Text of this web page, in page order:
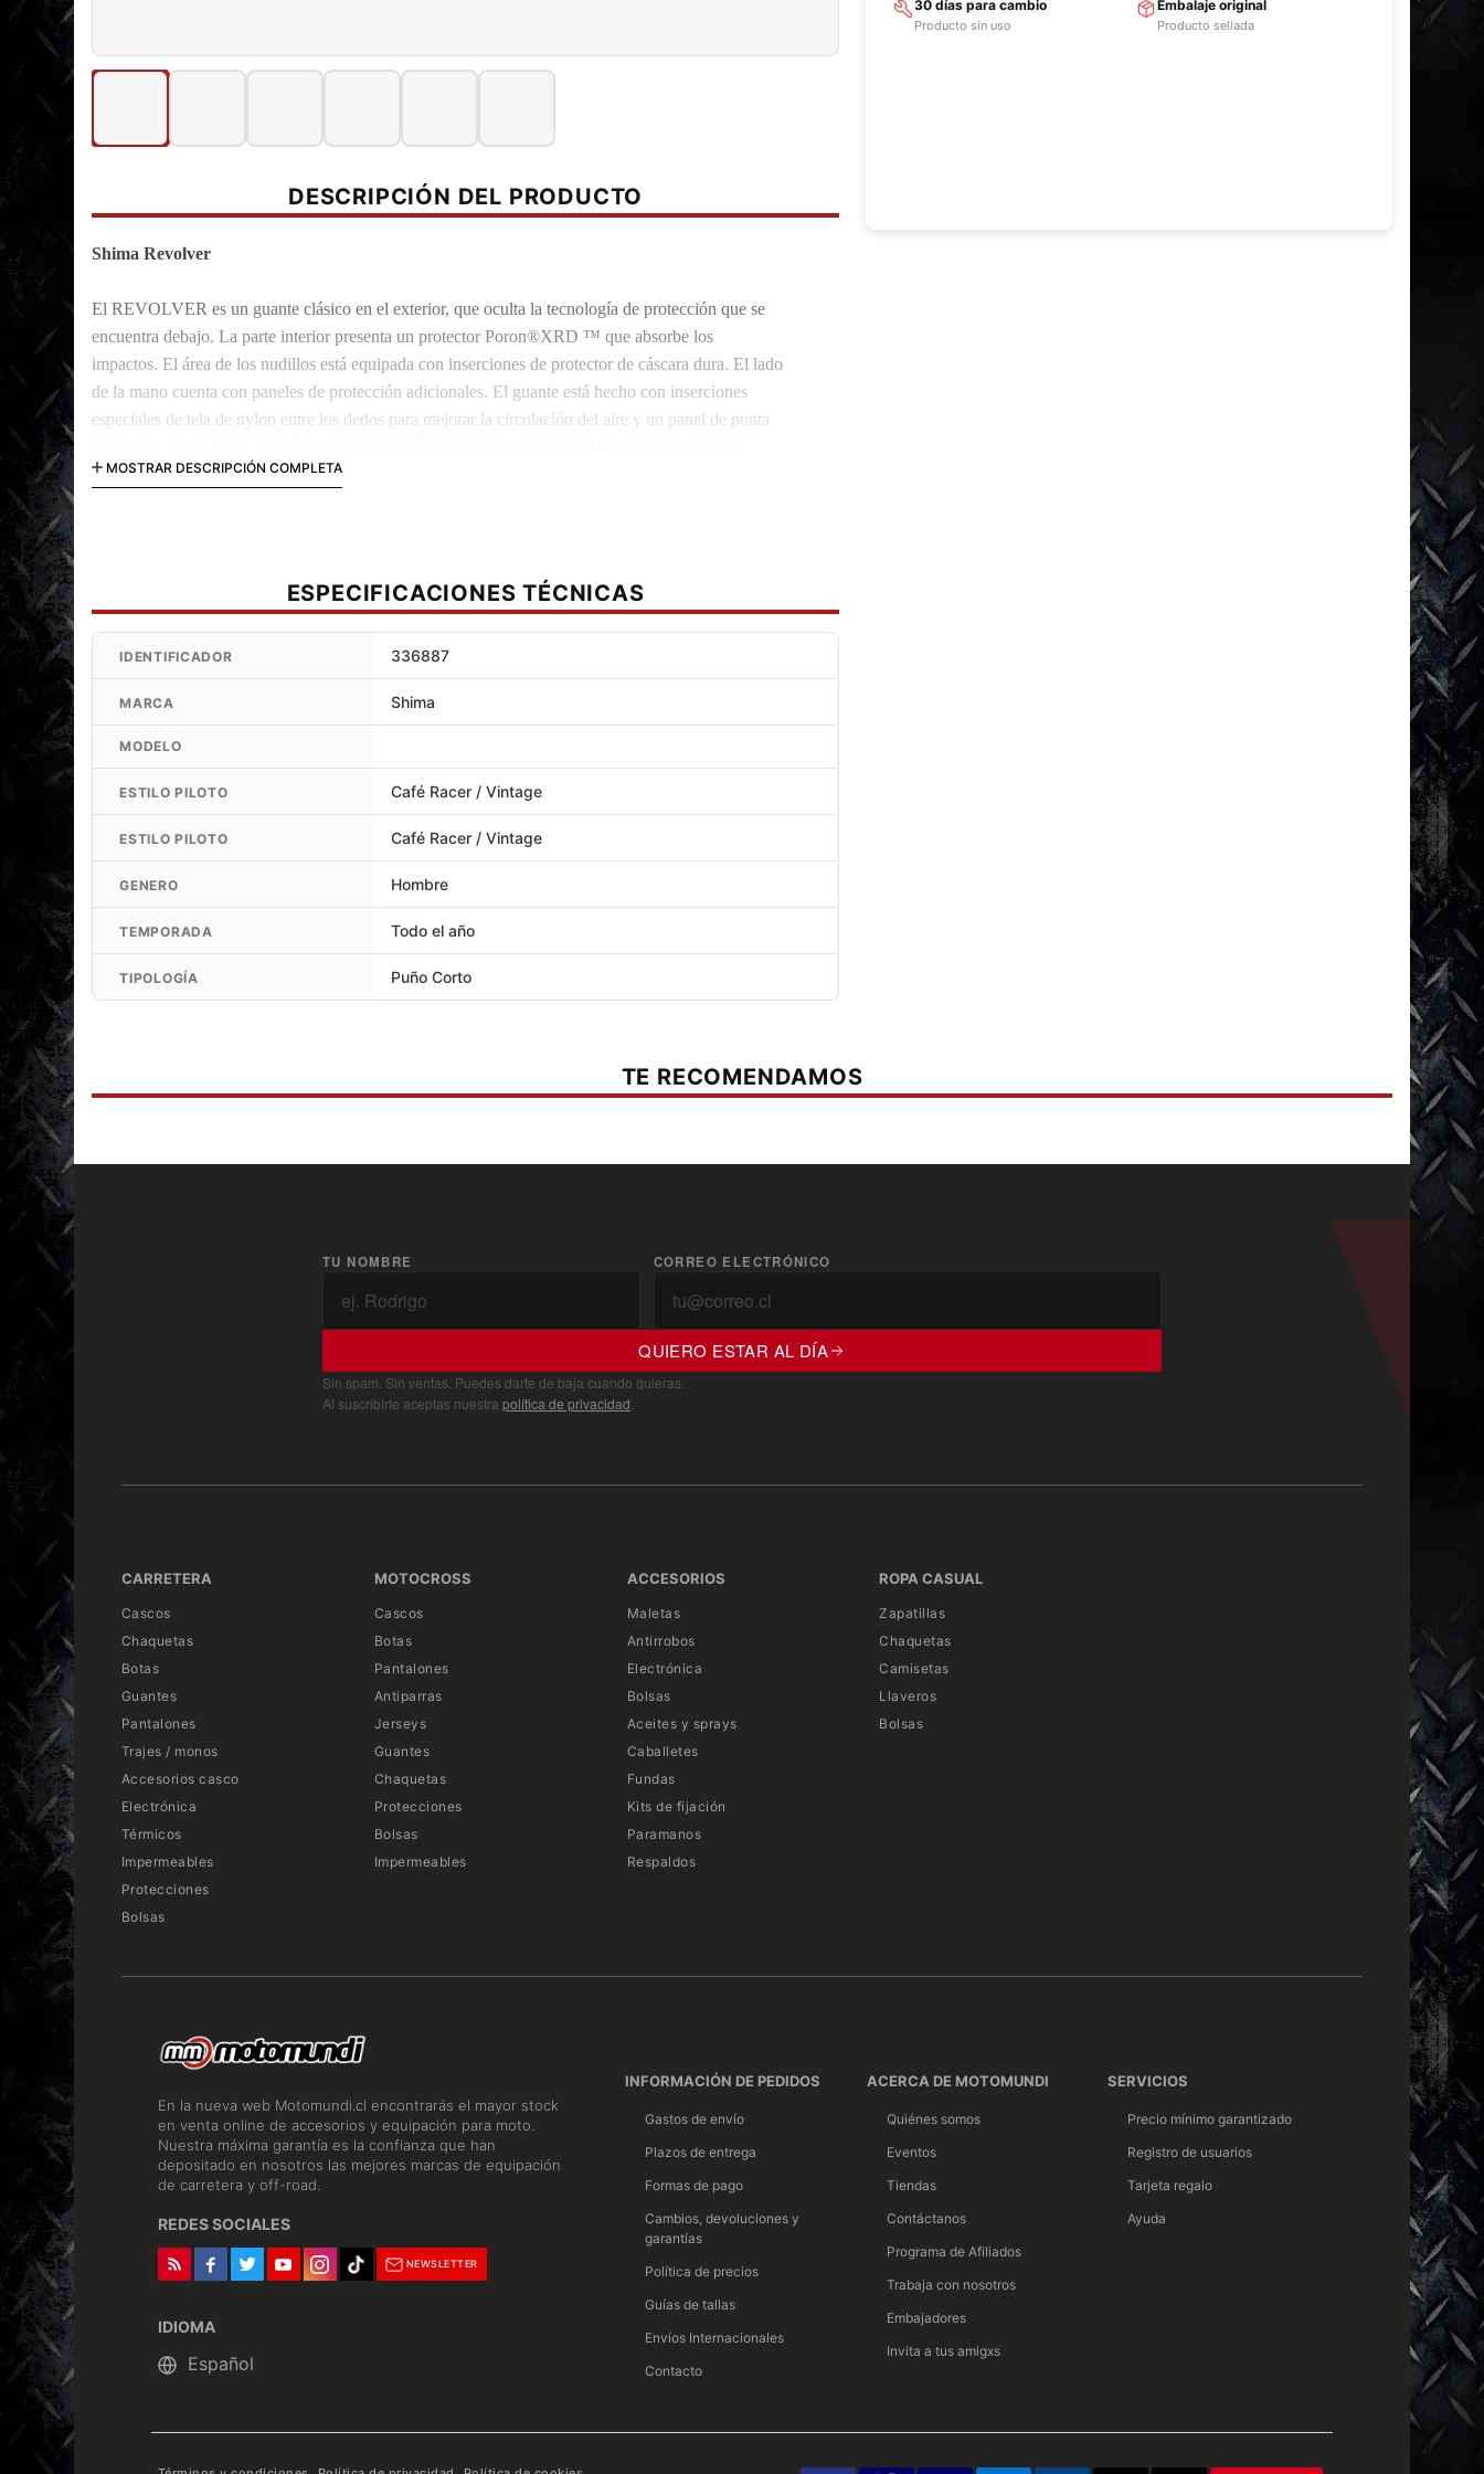
DESCRIPCIÓN DEL PRODUCTO
Shima Revolver
El REVOLVER es un guante clásico en el exterior, que oculta la tecnología de protección que se
encuentra debajo.La parte interior presenta un protector Poron®XRD ™ que absorbe los
impactos. El área de los nudillos está equipada con inserciones de protector de cáscara dura. El lado
de la mano cuenta con paneles de protección adicionales. El guante está hecho con inserciones
especiales de tela de nylon entre los dedos para mejorar la circulación del aire y un panel de punta
agarre especial.
MOSTRAR DESCRIPCIÓN COMPLETA
ESPECIFICACIONES TÉCNICAS
IDENTIFICADOR 336887
MARCA Shima
MODELO
ESTILO PILOTO Café Racer / Vintage
ESTILO PILOTO Café Racer / Vintage
GENERO Hombre
TEMPORADA Todo el año
TIPOLOGÍA Puño Corto
30 días para cambio
Producto sin uso
Embalaje original
Producto sellada
TE RECOMENDAMOS
TU NOMBRE CORREO ELECTRÓNICO
QUIERO ESTAR AL DÍA
Sin spam. Sin ventas. Puedes darte de baja cuando quieras.
Al suscribirte aceptas nuestra política de privacidad
CARRETERA
Cascos
Chaquetas
Botas
Guantes
Pantalones
Trajes / monos
Accesorios casco
Electrónica
Térmicos
Impermeables
Protecciones
Bolsas
MOTOCROSS
Cascos
Botas
Pantalones
Antiparras
Jerseys
Guantes
Chaquetas
Protecciones
Bolsas
Impermeables
ACCESORIOS
Maletas
Antirrobos
Electrónica
Bolsas
Aceites y sprays
Caballetes
Fundas
Kits de fijación
Paramanos
Respaldos
ROPA CASUAL
Zapatillas
Chaquetas
Camisetas
Llaveros
Bolsas
En la nueva web Motomundi.cl encontrarás el mayor stock
en venta online de accesorios y equipación para moto.
Nuestra máxima garantía es la confianza que han
depositado en nosotros las mejores marcas de equipación
de carretera y off-road.
REDES SOCIALES
NEWSLETTER
IDIOMA
INFORMACIÓN DE PEDIDOS
Gastos de envío
Plazos de entrega
Formas de pago
Cambios, devoluciones y
garantías
Política de precios
Guías de tallas
Envíos Internacionales
Contacto
ACERCA DE MOTOMUNDI
Quiénes somos
Eventos
Tiendas
Contáctanos
Programa de Afiliados
Trabaja con nosotros
Embajadores
Invita a tus amigxs
SERVICIOS
Precio mínimo garantizado
Registro de usuarios
Tarjeta regalo
Ayuda